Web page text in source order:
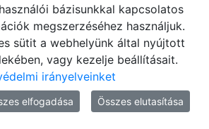
© MATE 2021
bázisunkkal kapcsolatos
megszerzéséhez használjuk.
sütit a webhelyünk által nyújtott
vagy kezelje beállításait.
irányelveinket
elfogadása Összes elutasítása